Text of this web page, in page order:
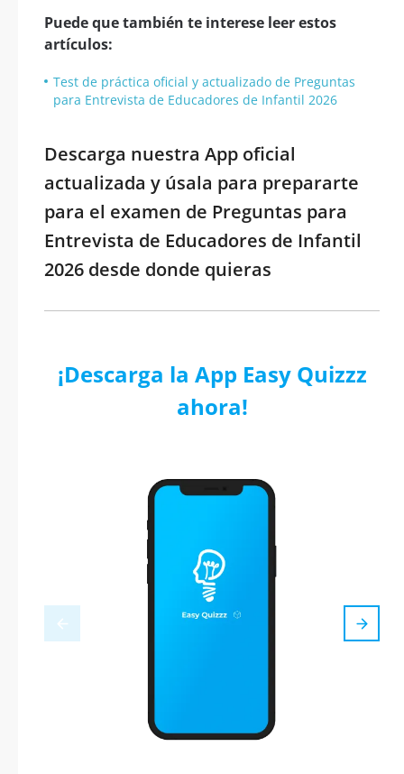
Puede que también te interese leer estos
artículos:
Test de práctica oficial y actualizado de Preguntas
para Entrevista de Educadores de Infantil 2026
Descarga nuestra App oficial
actualizada y úsala para prepararte
para el examen de Preguntas para
Entrevista de Educadores de Infantil
2026 desde donde quieras
¡Descarga la App Easy Quizzz
ahora!